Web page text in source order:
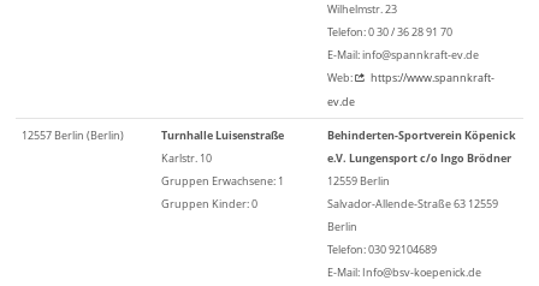
Wilhelmstr. 23
Telefon: 0 30 / 36 28 91 70
E-Mail: info@spannkraft-ev.de
Web:
https://www.spannkraft-
ev.de
12557 Berlin (Berlin)
Turnhalle Luisenstraße
Karlstr. 10
Gruppen Erwachsene: 1
Gruppen Kinder: 0
Behinderten-Sportverein Köpenick
e.V. Lungensport c/o Ingo Brödner
12559 Berlin
Salvador-Allende-Straße 63 12559
Berlin
Telefon: 030 92104689
E-Mail: Info@bsv-koepenick.de